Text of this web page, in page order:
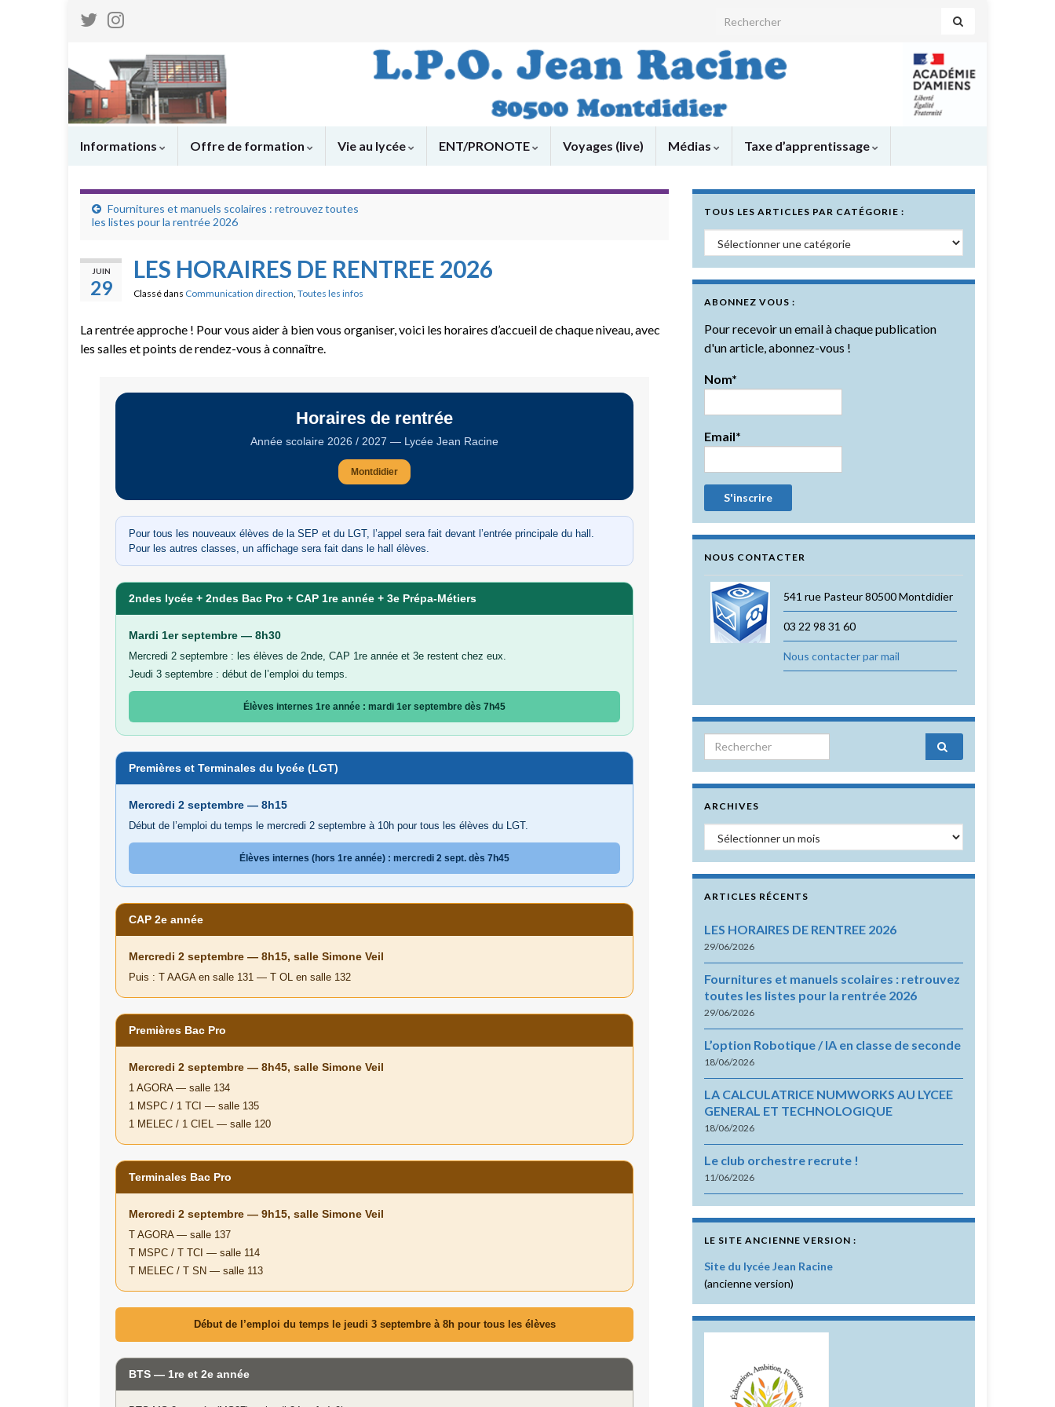
Search for:
Informations Offre de formation Vie au lycée ENT/PRONOTE Voyages (live) Médias Taxe d’apprentissage
Fournitures et manuels scolaires : retrouvez toutes
les listes pour la rentrée 2026
JUIN
29
LES HORAIRES DE RENTREE 2026
Classé dans Communication direction, Toutes les infos
La rentrée approche ! Pour vous aider à bien vous organiser, voici les horaires d’accueil de chaque niveau, avec
les salles et points de rendez-vous à connaître.
Horaires de rentrée
Année scolaire 2026 / 2027 — Lycée Jean Racine
Montdidier
Pour tous les nouveaux élèves de la SEP et du LGT, l’appel sera fait devant l’entrée principale du hall.
Pour les autres classes, un affichage sera fait dans le hall élèves.
2ndes lycée + 2ndes Bac Pro + CAP 1re année + 3e Prépa-Métiers
Mardi 1er septembre — 8h30
Mercredi 2 septembre : les élèves de 2nde, CAP 1re année et 3e restent chez eux.
Jeudi 3 septembre : début de l’emploi du temps.
Élèves internes 1re année : mardi 1er septembre dès 7h45
Premières et Terminales du lycée (LGT)
Mercredi 2 septembre — 8h15
Début de l’emploi du temps le mercredi 2 septembre à 10h pour tous les élèves du LGT.
Élèves internes (hors 1re année) : mercredi 2 sept. dès 7h45
CAP 2e année
Mercredi 2 septembre — 8h15, salle Simone Veil
Puis : T AAGA en salle 131 — T OL en salle 132
Premières Bac Pro
Mercredi 2 septembre — 8h45, salle Simone Veil
1 AGORA — salle 134
1 MSPC / 1 TCI — salle 135
1 MELEC / 1 CIEL — salle 120
Terminales Bac Pro
Mercredi 2 septembre — 9h15, salle Simone Veil
T AGORA — salle 137
T MSPC / T TCI — salle 114
T MELEC / T SN — salle 113
Début de l’emploi du temps le jeudi 3 septembre à 8h pour tous les élèves
BTS — 1re et 2e année
TOUS LES ARTICLES PAR CATÉGORIE :
Tous les articles par catégorie :
ABONNEZ VOUS :
Pour recevoir un email à chaque publication
d'un article, abonnez-vous !
Nom*
Email*
NOUS CONTACTER
541 rue Pasteur 80500 Montdidier
03 22 98 31 60
Nous contacter par mail
Search for:
ARCHIVES
Archives
ARTICLES RÉCENTS
LES HORAIRES DE RENTREE 2026
29/06/2026
Fournitures et manuels scolaires : retrouvez
toutes les listes pour la rentrée 2026
29/06/2026
L’option Robotique / IA en classe de seconde
18/06/2026
LA CALCULATRICE NUMWORKS AU LYCEE
GENERAL ET TECHNOLOGIQUE
18/06/2026
Le club orchestre recrute !
11/06/2026
LE SITE ANCIENNE VERSION :
Site du lycée Jean Racine
(ancienne version)